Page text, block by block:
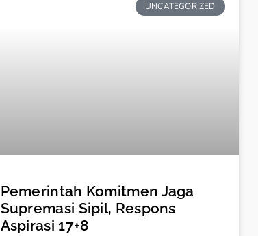
UNCATEGORIZED
Pemerintah Komitmen Jaga
Supremasi Sipil, Respons
Aspirasi 17+8